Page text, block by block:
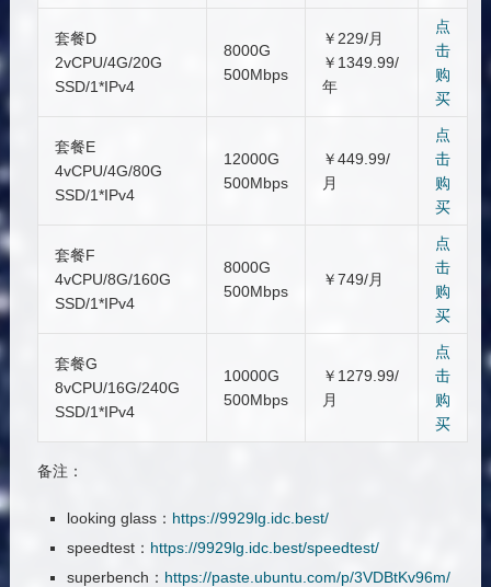
套餐D
2vCPU/4G/20G
SSD/1*IPv4
8000G
500Mbps
￥229/月
￥1349.99/
年
点
击
购
买
套餐E
4vCPU/4G/80G
SSD/1*IPv4
12000G
500Mbps
￥449.99/
月
点
击
购
买
套餐F
4vCPU/8G/160G
SSD/1*IPv4
8000G
500Mbps
￥749/月
点
击
购
买
套餐G
8vCPU/16G/240G
SSD/1*IPv4
10000G
500Mbps
￥1279.99/
月
点
击
购
买
备注：
looking glass： https://9929lg.idc.best/
speedtest： https://9929lg.idc.best/speedtest/
superbench： https://paste.ubuntu.com/p/3VDBtKv96m/